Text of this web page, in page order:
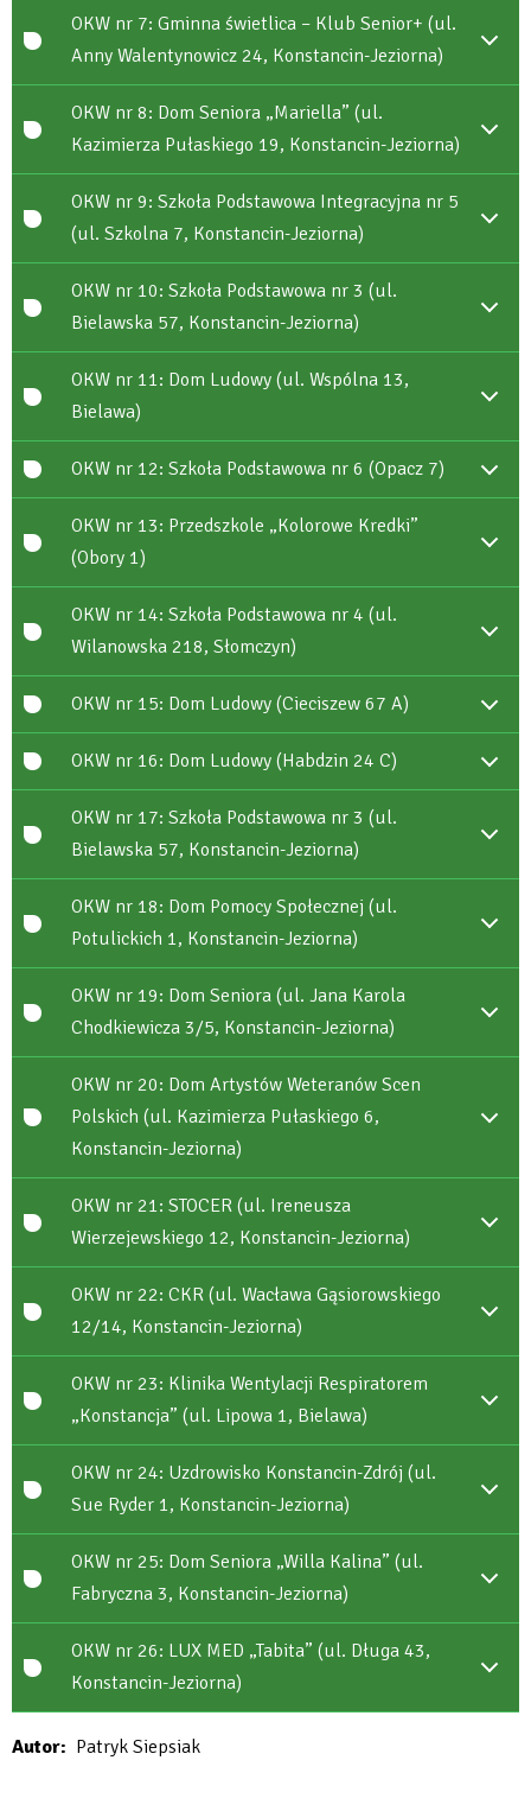
OKW nr 7: Gminna świetlica – Klub Senior+ (ul.
Anny Walentynowicz 24, Konstancin-Jeziorna)
OKW nr 8: Dom Seniora „Mariella” (ul.
Kazimierza Pułaskiego 19, Konstancin-Jeziorna)
OKW nr 9: Szkoła Podstawowa Integracyjna nr 5
(ul. Szkolna 7, Konstancin-Jeziorna)
OKW nr 10: Szkoła Podstawowa nr 3 (ul.
Bielawska 57, Konstancin-Jeziorna)
OKW nr 11: Dom Ludowy (ul. Wspólna 13,
Bielawa)
OKW nr 12: Szkoła Podstawowa nr 6 (Opacz 7)
OKW nr 13: Przedszkole „Kolorowe Kredki”
(Obory 1)
OKW nr 14: Szkoła Podstawowa nr 4 (ul.
Wilanowska 218, Słomczyn)
OKW nr 15: Dom Ludowy (Cieciszew 67 A)
OKW nr 16: Dom Ludowy (Habdzin 24 C)
OKW nr 17: Szkoła Podstawowa nr 3 (ul.
Bielawska 57, Konstancin-Jeziorna)
OKW nr 18: Dom Pomocy Społecznej (ul.
Potulickich 1, Konstancin-Jeziorna)
OKW nr 19: Dom Seniora (ul. Jana Karola
Chodkiewicza 3/5, Konstancin-Jeziorna)
OKW nr 20: Dom Artystów Weteranów Scen
Polskich (ul. Kazimierza Pułaskiego 6,
Konstancin-Jeziorna)
OKW nr 21: STOCER (ul. Ireneusza
Wierzejewskiego 12, Konstancin-Jeziorna)
OKW nr 22: CKR (ul. Wacława Gąsiorowskiego
12/14, Konstancin-Jeziorna)
OKW nr 23: Klinika Wentylacji Respiratorem
„Konstancja” (ul. Lipowa 1, Bielawa)
OKW nr 24: Uzdrowisko Konstancin-Zdrój (ul.
Sue Ryder 1, Konstancin-Jeziorna)
OKW nr 25: Dom Seniora „Willa Kalina” (ul.
Fabryczna 3, Konstancin-Jeziorna)
OKW nr 26: LUX MED „Tabita” (ul. Długa 43,
Konstancin-Jeziorna)
Autor Patryk Siepsiak